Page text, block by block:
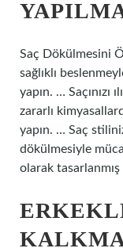
Saç Dökülmesini
sağlıklı
yapın. … Saçınızı
zararlı
yapın. … Saç
dökülmesiyle
olarak